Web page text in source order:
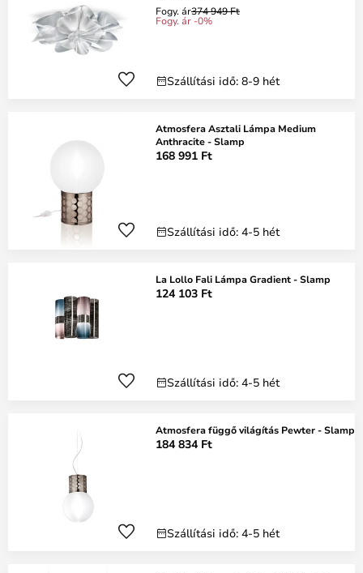
Fogy. ár374 949 Ft
Fogy. ár -0%
Szállítási idő: 8-9 hét
Atmosfera Asztali Lámpa Medium
Anthracite - Slamp
168 991 Ft
Szállítási idő: 4-5 hét
La Lollo Fali Lámpa Gradient - Slamp
124 103 Ft
Szállítási idő: 4-5 hét
Atmosfera függő világítás Pewter - Slamp
184 834 Ft
Szállítási idő: 4-5 hét